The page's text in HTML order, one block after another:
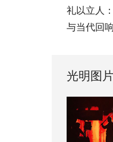
礼以立人
与当代回响
光明图